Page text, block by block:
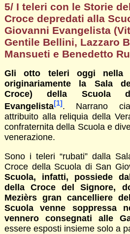
5/ I teleri con le Storie
Croce depredati alla
Giovanni Evangelista (
Gentile Bellini, Lazzaro
Mansueti e Benedetto
Gli otto teleri oggi nella
originariamente la Sala
Croce) della Scuola
Evangelista[1]. Narrano
attribuito alla reliquia della
confraternita della Scuola e
venerazione.
Sono i teleri “rubati” dalla
Croce della Scuola di San
Scuola, infatti, possiede
della Croce del Signore,
Mezièrs gran cancelliere
Scuola venne soppressa
vennero consegnati alle
essere esposti insieme solo a